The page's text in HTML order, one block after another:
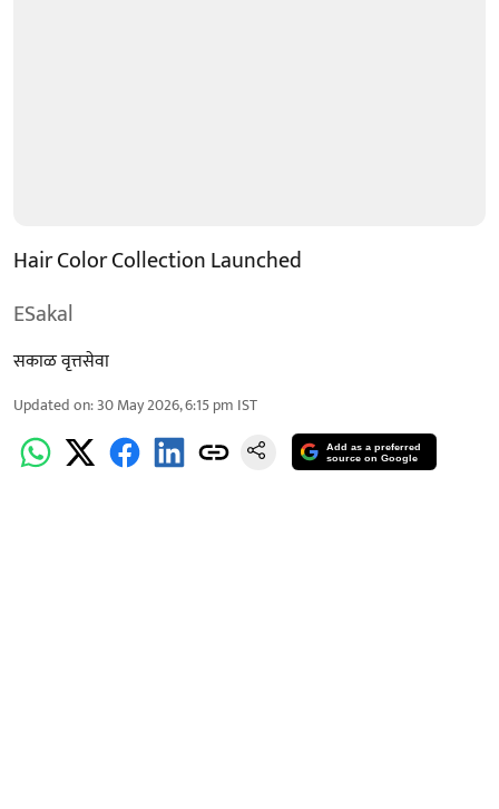
Hair Color Collection Launched
ESakal
सकाळ वृत्तसेवा
Updated on:30 May 2026, 6:15 pm IST
Add as a preferred
source on Google